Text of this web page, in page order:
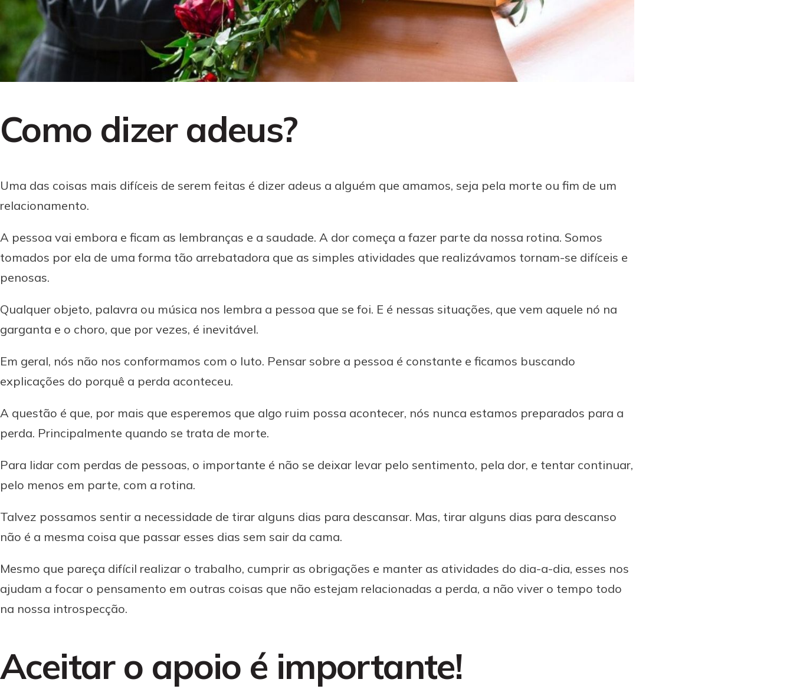
Como dizer adeus?
Uma das coisas mais difíceis de serem feitas é dizer adeus a alguém que amamos, seja pela morte ou fim de um
relacionamento.
A pessoa vai embora e ficam as lembranças e a saudade. A dor começa a fazer parte da nossa rotina. Somos
tomados por ela de uma forma tão arrebatadora que as simples atividades que realizávamos tornam-se difíceis e
penosas.
Qualquer objeto, palavra ou música nos lembra a pessoa que se foi. E é nessas situações, que vem aquele nó na
garganta e o choro, que por vezes, é inevitável.
Em geral, nós não nos conformamos com o luto. Pensar sobre a pessoa é constante e ficamos buscando
explicações do porquê a perda aconteceu.
A questão é que, por mais que esperemos que algo ruim possa acontecer, nós nunca estamos preparados para a
perda. Principalmente quando se trata de morte.
Para lidar com perdas de pessoas, o importante é não se deixar levar pelo sentimento, pela dor, e tentar continuar,
pelo menos em parte, com a rotina.
Talvez possamos sentir a necessidade de tirar alguns dias para descansar. Mas, tirar alguns dias para descanso
não é a mesma coisa que passar esses dias sem sair da cama.
Mesmo que pareça difícil realizar o trabalho, cumprir as obrigações e manter as atividades do dia-a-dia, esses nos
ajudam a focar o pensamento em outras coisas que não estejam relacionadas a perda, a não viver o tempo todo
na nossa introspecção.
Aceitar o apoio é importante!